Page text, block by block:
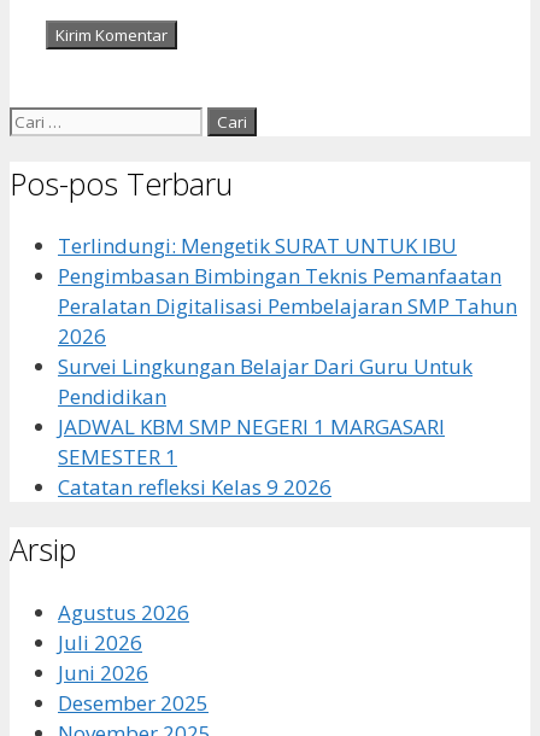
Cari
Pos-pos Terbaru
Terlindungi: Mengetik SURAT UNTUK IBU
Pengimbasan Bimbingan Teknis Pemanfaatan
Peralatan Digitalisasi Pembelajaran SMP Tahun
2026
Survei Lingkungan Belajar Dari Guru Untuk
Pendidikan
JADWAL KBM SMP NEGERI 1 MARGASARI
SEMESTER 1
Catatan refleksi Kelas 9 2026
Arsip
Agustus 2026
Juli 2026
Juni 2026
Desember 2025